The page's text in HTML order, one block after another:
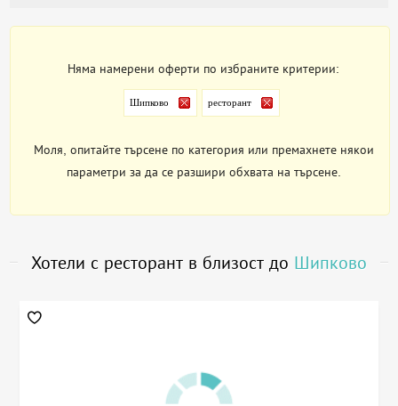
Няма намерени оферти по избраните критерии:
Шипково ресторант
Моля, опитайте търсене по категория или премахнете някои
параметри за да се разшири обхвата на търсене.
Хотели с ресторант в близост до Шипково